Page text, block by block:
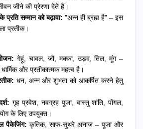
जीने की प्रेरणा देते हैं।
सम्मान को बढ़ावा: "अन्न ही ब्रह्म है" – इस
प्रतीक।
गेहूं, चावल, जौ, मक्का, उड़द, तिल, मूंग –
और प्रतीकात्मक महत्व है।
धन, अन्न और शुभता को आकर्षित करने हेतु
गृह प्रवेश, नवग्रह पूजा, वास्तु शांति, पोंगल,
के लिए उपयुक्त।
पैकेजिंग: कृतिक, साफ-सुथरे अनाज – पूजा और